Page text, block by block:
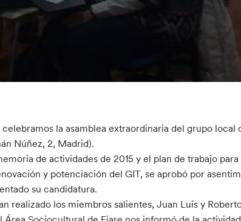
celebramos la asamblea extraordinaria del grupo local
Núñez, 2, Madrid).
de actividades de 2015 y el plan de trabajo para
y potenciación del GIT, se aprobó por
su candidatura.
realizado los miembros salientes, Juan Luis y